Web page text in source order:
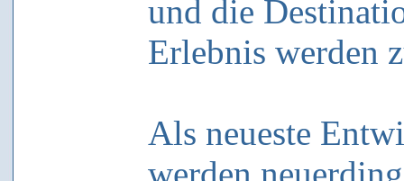
und die
Erlebnis werden
Als neueste